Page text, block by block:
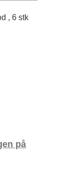
, 6 stk
på